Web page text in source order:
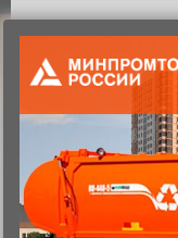
Главная
Коммунальная
Запасные части к